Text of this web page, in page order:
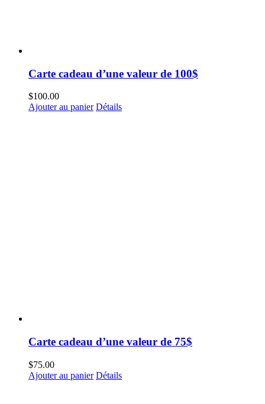
Carte cadeau d’une valeur de 100$
$100.00
Ajouter au panier Détails
Carte cadeau d’une valeur de 75$
$75.00
Ajouter au panier Détails